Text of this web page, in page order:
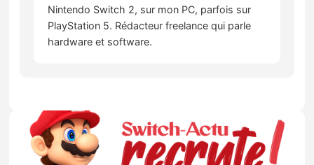
Nintendo Switch 2, sur mon PC, parfois sur
PlayStation 5. Rédacteur freelance qui parle
hardware et software.